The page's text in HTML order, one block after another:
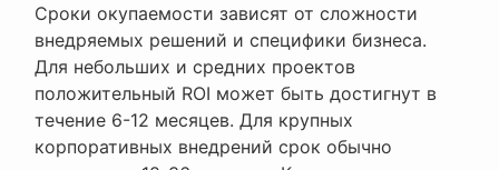
Сроки окупаемости зависят от сложности
внедряемых решений и специфики бизнеса.
Для небольших и средних проектов
положительный ROI может быть достигнут в
течение 6-12 месяцев. Для крупных
корпоративных внедрений срок обычно